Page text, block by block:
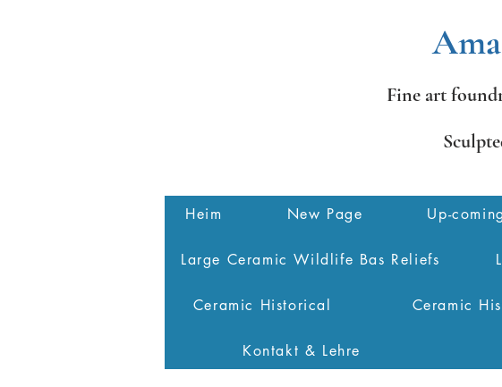
Fine art
Heim New Page Up-
Large Ceramic Wildlife Bas Reliefs
Ceramic Historical Ceramic
Kontakt & Lehre